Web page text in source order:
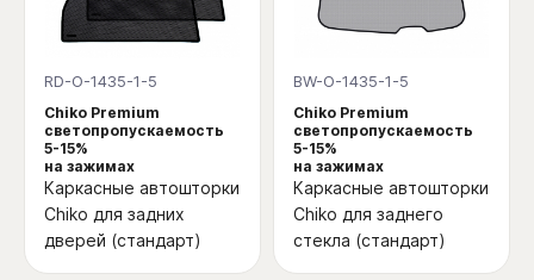
RD-O-1435-1-5
Chiko Premium
светопропускаемость
5-15%
на зажимах
Каркасные автошторки
Chiko для задних
дверей (стандарт)
BW-O-1435-1-5
Chiko Premium
светопропускаемость
5-15%
на зажимах
Каркасные автошторки
Chiko для заднего
стекла (стандарт)